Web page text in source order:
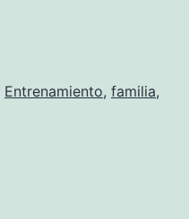
Entrenamiento, familia,